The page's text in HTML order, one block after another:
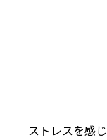
ストレスを感